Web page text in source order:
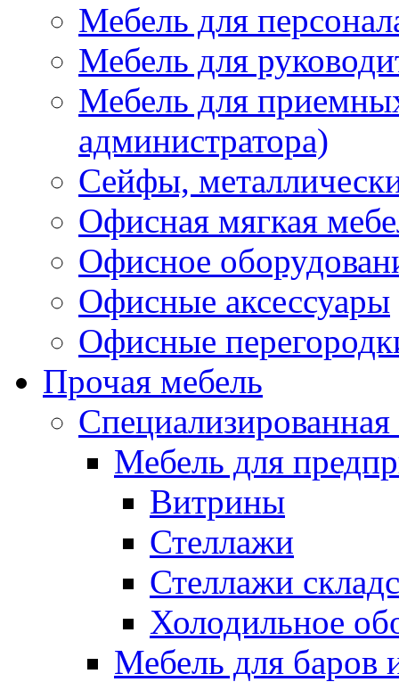
Мебель для
Мебель для
Мебель для
администратора)
Сейфы,
Офисная мягкая
Офисное
Офисные аксессуары
Офисные
Прочая мебель
Специализированная
Мебель для
Витрины
Стеллажи
Стеллажи
Холодильное
Мебель для баров